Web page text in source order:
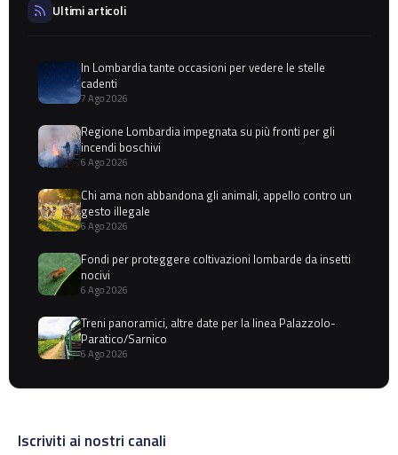
Ultimi articoli
In Lombardia tante occasioni per vedere le stelle
cadenti
7 Ago 2026
Regione Lombardia impegnata su più fronti per gli
incendi boschivi
6 Ago 2026
Chi ama non abbandona gli animali, appello contro un
gesto illegale
6 Ago 2026
Fondi per proteggere coltivazioni lombarde da insetti
nocivi
6 Ago 2026
Treni panoramici, altre date per la linea Palazzolo-
Paratico/Sarnico
6 Ago 2026
Iscriviti ai nostri canali